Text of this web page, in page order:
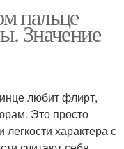
пальце
Значение
любит флирт,
Это просто
характера с